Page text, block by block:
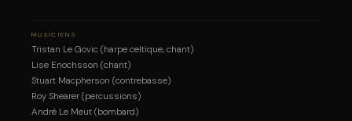
MUSICIENS
Tristan Le Govic (harpe celtique, chant)
Lise Enochsson (chant)
Stuart Macpherson (contrebasse)
Roy Shearer (percussions)
André Le Meut (bombard)